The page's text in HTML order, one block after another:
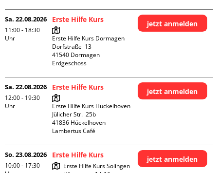
Sa. 22.08.2026
11:00 - 18:30
Uhr
Erste Hilfe Kurs
Erste Hilfe Kurs Dormagen
Dorfstraße  13
41540 Dormagen
Erdgeschoss
jetzt anmelden
Sa. 22.08.2026
12:00 - 19:30
Uhr
Erste Hilfe Kurs
Erste Hilfe Kurs Hückelhoven
Jülicher Str.  25b
41836 Hückelhoven
Lambertus Café
jetzt anmelden
So. 23.08.2026
10:00 - 17:30
Erste Hilfe Kurs
Erste Hilfe Kurs Solingen
jetzt anmelden